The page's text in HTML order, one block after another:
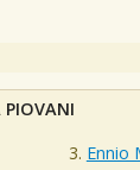
PIOVANI
Ennio